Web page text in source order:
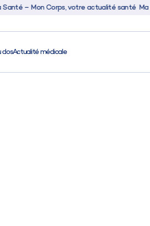
– Mon Corps, votre actualité santé Ma
dosActualité médicale